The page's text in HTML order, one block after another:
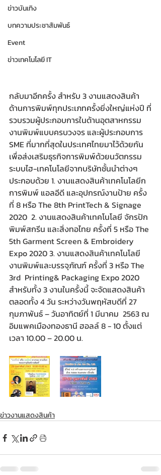
ข่าวบันเทิง
บทความประชาสัมพันธ์
Event
ข่าวเทคโนโลยี IT
กลับมาอีกครั้ง สำหรับ 3 งานแสดงสินค้า
ด้านการพิมพ์ทุกประเภทครั้งยิ่งใหญ่แห่งปี ที่
รวบรวมผู้ประกอบการในด้านอุตสาหกรรม
งานพิมพ์แบบครบวงจร และผู้ประกอบการ
SME ที่มากที่สุดในประเทศไทยมาไว้ด้วยกัน
เพื่อส่งเสริมธุรกิจการพิมพ์ด้วยนวัตกรรม
ระบบไฮ-เทคโนโลยีจากบริษัทชั้นนำต่างๆ
ประกอบด้วย 1. งานแสดงสินค้าเทคโนโลยีก
การพิมพ์ แอลอีดี และอุปกรณ์งานป้าย ครั้ง
ที่ 8 หรือ The 8th PrintTech & Signage
2020  2. งานแสดงสินค้าเทคโนโลยี จักรปัก
พิมพ์สกรีน และสิ่งทอไทย ครั้งที่ 5 หรือ The
5th Garment Screen & Embroidery
Expo 2020 3. งานแสดงสินค้าเทคโนโลยี
งานพิมพ์และบรรจุภัณฑ์ ครั้งที่ 3 หรือ The
3rd  Printing& Packaging Expo 2020
สำหรับทั้ง 3 งานในครั้งนี้ จะจัดแสดงสินค้า
ตลอดทั้ง 4 วัน ระหว่างวันพฤหัสบดีที่ 27
กุมภาพันธ์ – วันอาทิตย์ที่ 1 มีนาคม  2563 ณ
อิมแพคเมืองทองธานี ฮอลล์ 8 - 10 ตั้งแต่
เวลา 10.00 – 20.00 น.
ข่าวงานแสดงสินค้า